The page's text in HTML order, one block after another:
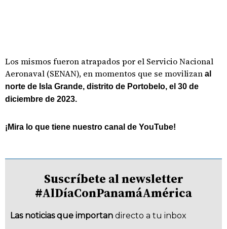
Los mismos fueron atrapados por el Servicio Nacional
Aeronaval (SENAN), en momentos que se movilizan al
norte de Isla Grande, distrito de Portobelo, el 30 de
diciembre de 2023.
¡Mira lo que tiene nuestro canal de YouTube!
Suscríbete al newsletter
#AlDíaConPanamáAmérica
Las noticias que importan directo a tu inbox